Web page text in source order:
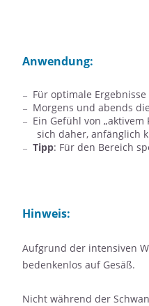
Anwendung:
Für optimale
Morgens und abends
Ein Gefühl von
sich daher, anfänglich
Tipp: Für den Bereich
Hinweis:
Aufgrund der intensiven
bedenkenlos auf Gesäß.
Nicht während der